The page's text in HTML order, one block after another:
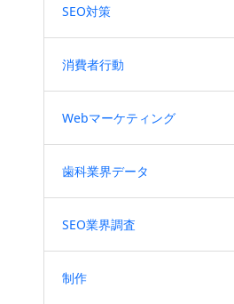
SEO対策
消費者行動
Webマーケティング
歯科業界データ
SEO業界調査
制作